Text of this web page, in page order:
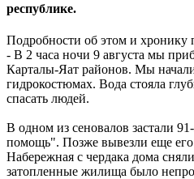
республике.
Подробности об этом и хронику
- В 2 часа ночи 9 августа мы
Карталы-Яат районов. Мы начали
гидрокостюмах. Вода стояла
спасать людей.
В одном из сеновалов застали
помощь". Позже вывезли еще его
Набережная с чердака дома
затопленные жилища было